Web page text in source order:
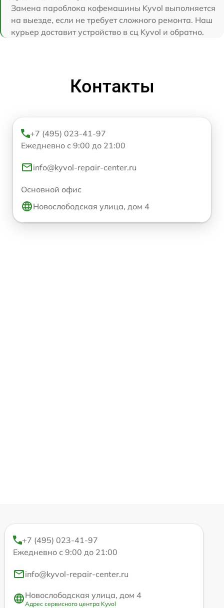
Замена пароблока кофемашины Kyvol выполняется
на выезде, если не требует сложного ремонта. Наш
курьер доставит устройство в сц Kyvol и обратно.
Контакты
+7 (495) 023-41-97
Ежедневно с 9:00 до 21:00
info@kyvol-repair-center.ru
Основной офис
Новослободская улица, дом 4
+7 (495) 023-41-97
Ежедневно с 9:00 до 21:00
info@kyvol-repair-center.ru
Новослободская улица, дом 4
Адрес сервисного центра Kyvol